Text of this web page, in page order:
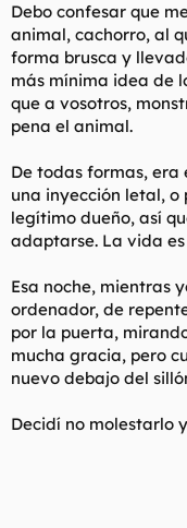
Debo confesar que
animal, cachorro, al
forma brusca y
más mínima idea de
que a vosotros,
pena el animal.
De todas formas, era
una inyección letal, o
legítimo dueño, así
adaptarse. La vida
Esa noche, mientras
ordenador, de
por la puerta,
mucha gracia, pero
nuevo debajo del
Decidí no molestarlo